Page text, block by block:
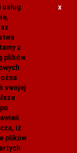
z
plików
swojej
iż
plików
x